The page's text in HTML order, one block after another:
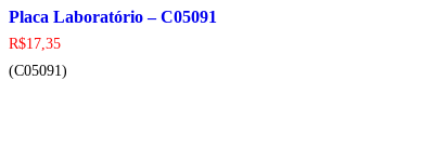
Placa Laboratório – C05091
R$17,35
(C05091)